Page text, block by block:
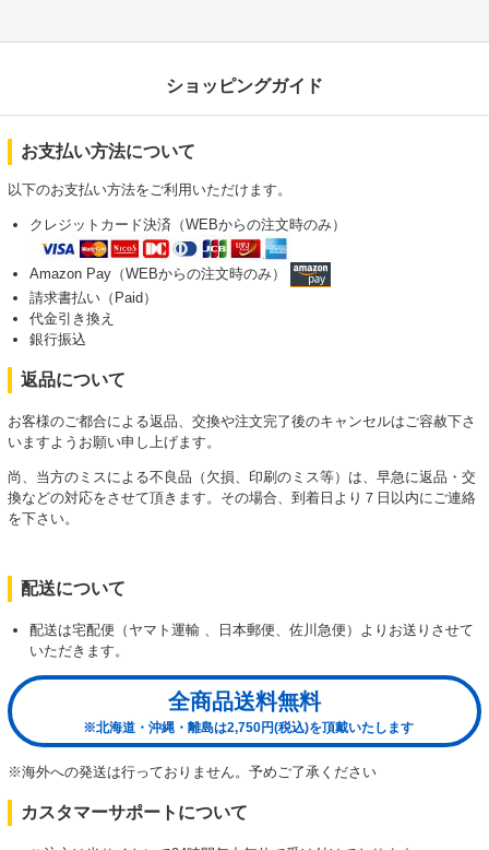
ショッピングガイド
お支払い方法について
以下のお支払い方法をご利用いただけます。
クレジットカード決済（WEBからの注文時のみ）
Amazon Pay（WEBからの注文時のみ）
請求書払い（Paid）
代金引き換え
銀行振込
返品について
お客様のご都合による返品、交換や注文完了後のキャンセルはご容赦下さ
いますようお願い申し上げます。
尚、当方のミスによる不良品（欠損、印刷のミス等）は、早急に返品・交
換などの対応をさせて頂きます。その場合、到着日より７日以内にご連絡
を下さい。
配送について
配送は宅配便（ヤマト運輸 、日本郵便、佐川急便）よりお送りさせて
いただきます。
全商品送料無料
※北海道・沖縄・離島は2,750円(税込)を頂戴いたします
※海外への発送は行っておりません。予めご了承ください
カスタマーサポートについて